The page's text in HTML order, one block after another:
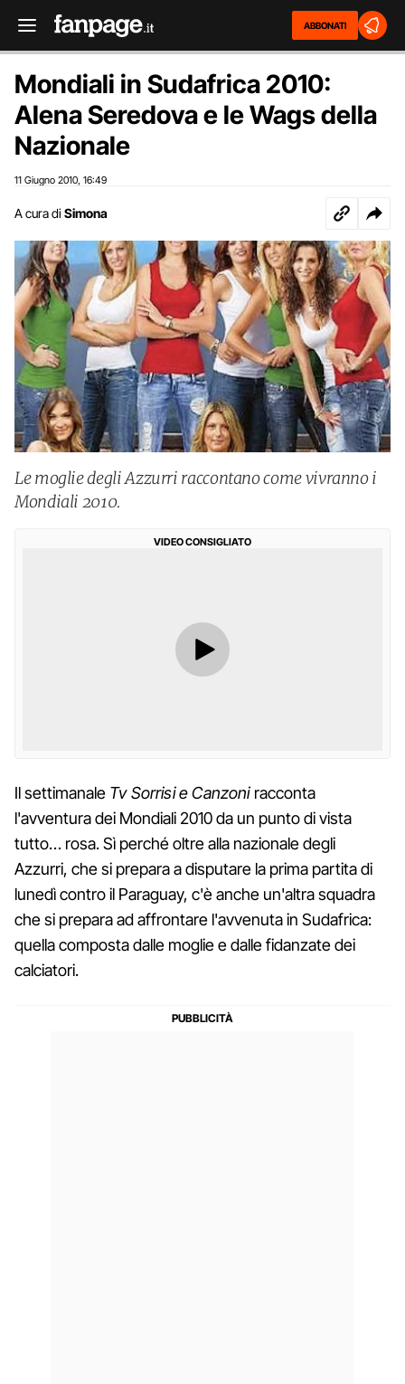
ABBONATI
Mondiali in Sudafrica 2010:
Alena Seredova e le Wags della
Nazionale
11 Giugno 2010 16:49
A cura di Simona
Le moglie degli Azzurri raccontano come vivranno i
Mondiali 2010.
VIDEO CONSIGLIATO
Il settimanale Tv Sorrisi e Canzoniracconta
l'avventura dei Mondiali 2010 da un punto di vista
tutto… rosa. Sì perché oltre alla nazionale degli
Azzurri, che si prepara a disputare la prima partita di
lunedì contro il Paraguay, c'è anche un'altra squadra
che si prepara ad affrontare l'avvenuta in Sudafrica:
quella composta dalle moglie e dalle fidanzate dei
calciatori.